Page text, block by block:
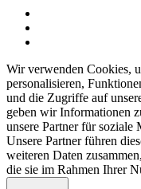
Wir verwenden Cookies,
personalisieren,
und die Zugriffe auf
geben wir Informationen
unsere Partner für soziale
Unsere Partner führen
weiteren Daten
die sie im Rahmen Ihrer